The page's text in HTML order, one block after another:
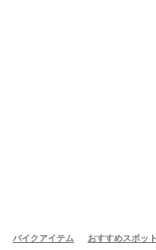
バイクアイテム おすすめスポッ